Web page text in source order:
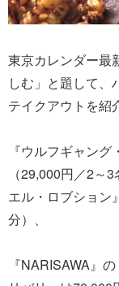
東京カレンダー最
しむ」と題して、
テイクアウトを紹
『ウルフギャン
（29,000円／2～
エル・ロブション
分）、
『NARISAWA』